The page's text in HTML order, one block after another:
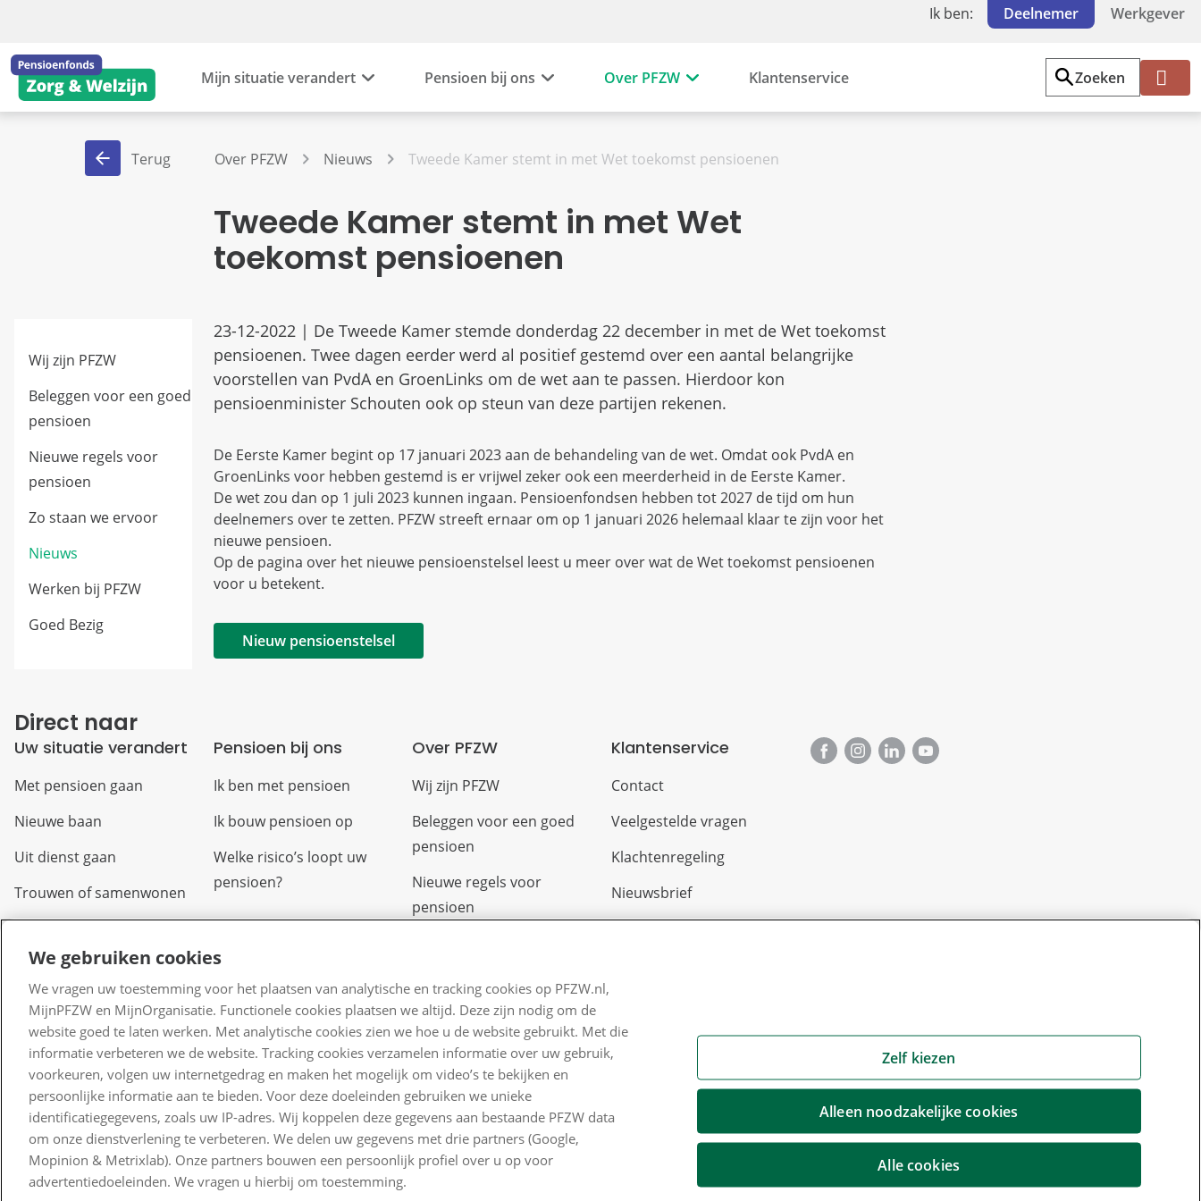
Ik ben: Deelnemer Werkgever
Mijn situatie verandert Pensioen bij ons Over PFZW Klantenservice
Zoeken
Mi
Terug Over PFZW Nieuws Tweede Kamer stemt in met Wet toekomst pensioenen
Tweede Kamer stemt in met Wet
toekomst pensioenen
Wij zijn PFZW
Beleggen voor een goed
pensioen
Nieuwe regels voor
pensioen
Zo staan we ervoor
Nieuws
Werken bij PFZW
Goed Bezig
23-12-2022 | De Tweede Kamer stemde donderdag 22 december in met de Wet toekomst
pensioenen. Twee dagen eerder werd al positief gestemd over een aantal belangrijke
voorstellen van PvdA en GroenLinks om de wet aan te passen. Hierdoor kon
pensioenminister Schouten ook op steun van deze partijen rekenen.
De Eerste Kamer begint op 17 januari 2023 aan de behandeling van de wet. Omdat ook PvdA en
GroenLinks voor hebben gestemd is er vrijwel zeker ook een meerderheid in de Eerste Kamer.
De wet zou dan op 1 juli 2023 kunnen ingaan. Pensioenfondsen hebben tot 2027 de tijd om hun
deelnemers over te zetten. PFZW streeft ernaar om op 1 januari 2026 helemaal klaar te zijn voor het
nieuwe pensioen.
Op de pagina over het nieuwe pensioenstelsel leest u meer over wat de Wet toekomst pensioenen
voor u betekent.
Nieuw pensioenstelsel
Direct naar
Uw situatie verandert
Met pensioen gaan
Nieuwe baan
Uit dienst gaan
Trouwen of samenwonen
Overlijden
Scheiden of uit elkaar
gaan
Verlof
Kinderen
Waardeoverdracht
Pensioen bij ons
Ik ben met pensioen
Ik bouw pensioen op
Welke risico’s loopt uw
pensioen?
Over PFZW
Wij zijn PFZW
Beleggen voor een goed
pensioen
Nieuwe regels voor
pensioen
Nieuws
Voor de pers
PFZW Dichtbij
Werken bij PFZW
Responsible disclosure
Digitale toegankelijkheid
Klantenservice
Contact
Veelgestelde vragen
Klachtenregeling
Nieuwsbrief
We gebruiken cookies
We vragen uw toestemming voor het plaatsen van analytische en tracking cookies op PFZW.nl,
MijnPFZW en MijnOrganisatie. Functionele cookies plaatsen we altijd. Deze zijn nodig om de
website goed te laten werken. Met analytische cookies zien we hoe u de website gebruikt. Met die
informatie verbeteren we de website. Tracking cookies verzamelen informatie over uw gebruik,
voorkeuren, volgen uw internetgedrag en maken het mogelijk om video’s te bekijken en
persoonlijke informatie aan te bieden. Voor deze doeleinden gebruiken we unieke
identificatiegegevens, zoals uw IP-adres. Wij koppelen deze gegevens aan bestaande PFZW data
om onze dienstverlening te verbeteren. We delen uw gegevens met drie partners (Google,
Mopinion & Metrixlab). Onze partners bouwen een persoonlijk profiel over u op voor
advertentiedoeleinden. We vragen u hierbij om toestemming.
Zelf kiezen
Alleen noodzakelijke cookies
Alle cookies